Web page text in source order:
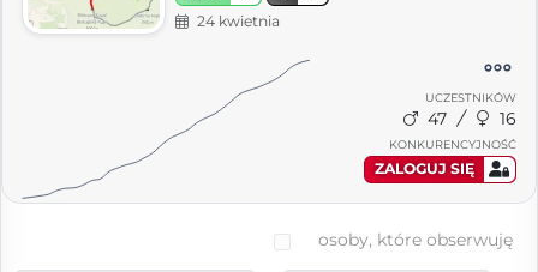
24 kwietnia
UCZESTNIKÓW
47 16
KONKURENCYJNOŚĆ
ZALOGUJ SIĘ
osoby, które obserwuję